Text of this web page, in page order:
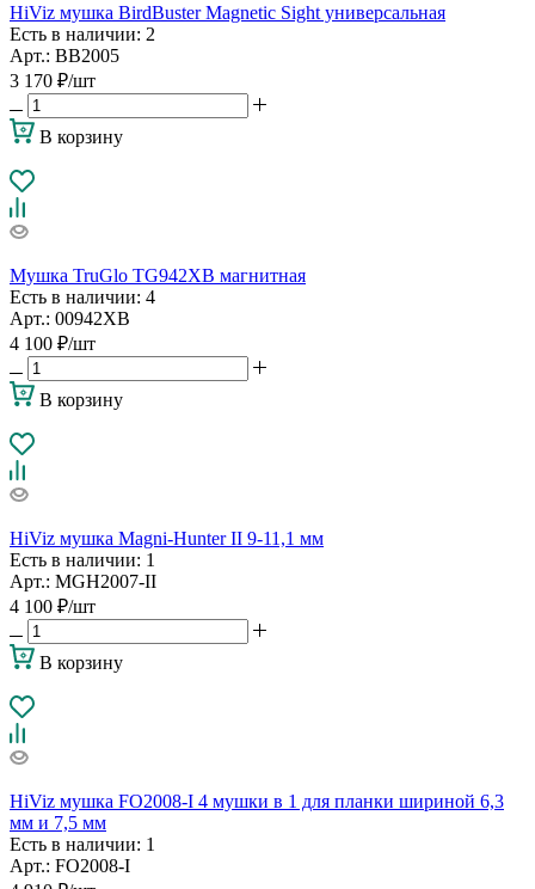
HiViz мушка BirdBuster Magnetic Sight универсальная
Есть в наличии: 2
Арт.: BB2005
3 170 ₽/шт
В корзину
Мушка TruGlo TG942XB магнитная
Есть в наличии: 4
Арт.: 00942XB
4 100 ₽/шт
В корзину
HiViz мушка Magni-Hunter II 9-11,1 мм
Есть в наличии: 1
Арт.: MGH2007-II
4 100 ₽/шт
В корзину
HiViz мушка FO2008-I 4 мушки в 1 для планки шириной 6,3
мм и 7,5 мм
Есть в наличии: 1
Арт.: FO2008-I